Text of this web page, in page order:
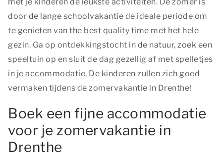
door de lange schoolvakantie de ideale periode om
te genieten van the best quality time met het hele
gezin. Ga op ontdekkingstocht in de natuur, zoek een
speeltuin op en sluit de dag gezellig af met spelletjes
in je accommodatie. De kinderen zullen zich goed
vermaken tijdens de zomervakantie in Drenthe!
Boek een fijne accommodatie
voor je zomervakantie in
Drenthe